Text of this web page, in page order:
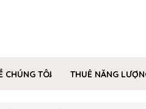
CHÚNG TÔI THUÊ NĂNG